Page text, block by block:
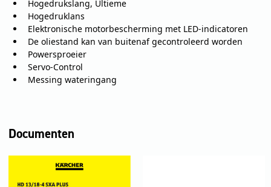
Hogedrukslang, Ultieme
Hogedruklans
Elektronische motorbescherming met LED-indicatoren
De oliestand kan van buitenaf gecontroleerd worden
Powersproeier
Servo-Control
Messing wateringang
Documenten